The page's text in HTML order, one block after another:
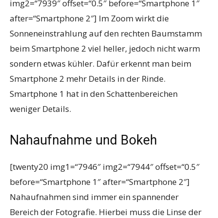
img2=“7939″ offset=“0.5″ before=“Smartphone 1″
after=“Smartphone 2″] Im Zoom wirkt die
Sonneneinstrahlung auf den rechten Baumstamm
beim Smartphone 2 viel heller, jedoch nicht warm
sondern etwas kühler. Dafür erkennt man beim
Smartphone 2 mehr Details in der Rinde.
Smartphone 1 hat in den Schattenbereichen
weniger Details.
Nahaufnahme und Bokeh
[twenty20 img1=“7946″ img2=“7944″ offset=“0.5″
before=“Smartphone 1″ after=“Smartphone 2″]
Nahaufnahmen sind immer ein spannender
Bereich der Fotografie. Hierbei muss die Linse der